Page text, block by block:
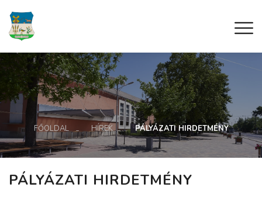
FŐOLDAL HÍREK PÁLYÁZATI HIRDETMÉNY
PÁLYÁZATI HIRDETMÉNY